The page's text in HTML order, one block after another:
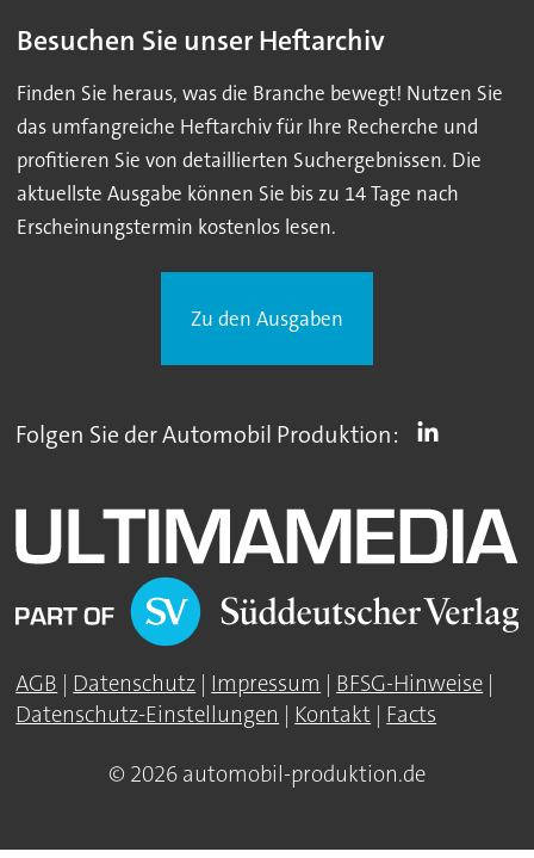
Besuchen Sie unser Heftarchiv
Finden Sie heraus, was die Branche bewegt! Nutzen Sie
das umfangreiche Heftarchiv für Ihre Recherche und
profitieren Sie von detaillierten Suchergebnissen. Die
aktuellste Ausgabe können Sie bis zu 14 Tage nach
Erscheinungstermin kostenlos lesen.
Zu den Ausgaben
Folgen Sie der Automobil Produktion:
AGB Datenschutz Impressum BFSG-Hinweise
Datenschutz-Einstellungen
Kontakt Facts
© 2026 automobil-produktion.de